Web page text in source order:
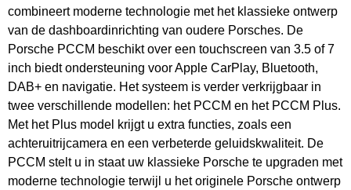
combineert moderne technologie met het klassieke ontwerp
van de dashboardinrichting van oudere Porsches. De
Porsche PCCM beschikt over een touchscreen van 3.5 of 7
inch biedt ondersteuning voor Apple CarPlay, Bluetooth,
DAB+ en navigatie. Het systeem is verder verkrijgbaar in
twee verschillende modellen: het PCCM en het PCCM Plus.
Met het Plus model krijgt u extra functies, zoals een
achteruitrijcamera en een verbeterde geluidskwaliteit. De
PCCM stelt u in staat uw klassieke Porsche te upgraden met
moderne technologie terwijl u het originele Porsche ontwerp